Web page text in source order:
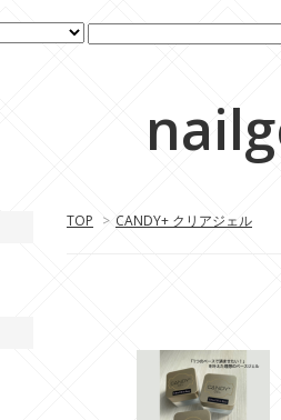
TOP > CANDY+ クリアジェル